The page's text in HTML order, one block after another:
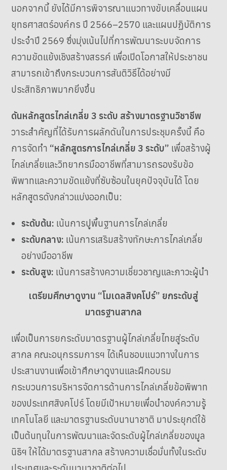
นอกจากนี้ ยังได้มีการพิจารณาแนวทางขับเคลื่อนแผน
ยุทธศาสตร์องค์กร ปี 2566–2570 และแผนปฏิบัติการ
ประจำปี 2569 ซึ่งมุ่งเน้นไปที่การพัฒนาระบบจัดการ
ความขัดแย้งเชิงสร้างสรรค์ เพื่อเปิดโอกาสให้ประชาชน
สามารถเข้าถึงกระบวนการสันติวิธีได้อย่างมี
ประสิทธิภาพมากยิ่งขึ้น
ดันหลักสูตรไกล่เกลี่ย 3 ระดับ สร้างมาตรฐานวิชาชีพ
วาระสำคัญที่ได้รับการผลักดันในการประชุมครั้งนี้ คือ
การจัดทำ “หลักสูตรการไกล่เกลี่ย 3 ระดับ” เพื่อสร้างผู้
ไกล่เกลี่ยและวิทยากรมืออาชีพที่สามารถรองรับข้อ
พิพาทและความขัดแย้งที่ซับซ้อนในยุคปัจจุบันได้ โดย
หลักสูตรดังกล่าวแบ่งออกเป็น:
ระดับต้น: เน้นการปูพื้นฐานการไกล่เกลี่ย
ระดับกลาง: เน้นการเสริมสร้างทักษะการไกล่เกลี่ย
อย่างมืออาชีพ
ระดับสูง: เน้นการสร้างความเชี่ยวชาญและภาวะผู้นำ
เตรียมศึกษาดูงาน “โมเดลสิงคโปร์” ยกระดับสู่
มาตรฐานสากล
เพื่อเป็นการยกระดับมาตรฐานผู้ไกล่เกลี่ยไทยสู่ระดับ
สากล คณะอนุกรรมการฯ ได้เห็นชอบแนวทางในการ
ประสานงานเพื่อเข้าศึกษาดูงานและฝึกอบรม
กระบวนการบริหารจัดการด้านการไกล่เกลี่ยข้อพิพาท
ของประเทศสิงคโปร์ โดยมีเป้าหมายเพื่อนำองค์ความรู้
เทคโนโลยี และมาตรฐานระดับนานาชาติ มาประยุกต์ใช้
เป็นต้นทุนในการพัฒนาและจัดระดับผู้ไกล่เกลี่ยของมูล
นิธิฯ ให้ได้มาตรฐานสากล สร้างความเชื่อมั่นทั้งในระดับ